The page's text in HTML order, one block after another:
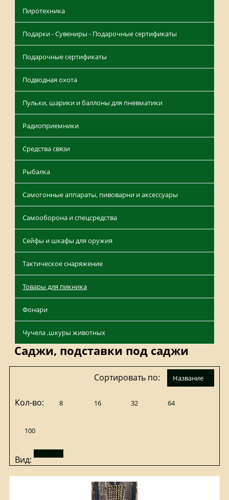
Пиротехника
Подарки - Сувениры - Подарочные сертификаты
Подарочные сертификаты
Подводная охота
Пульки, шарики и баллоны для пневматики
Радиоприемники
Средства связи
Рыбалка
Самогонные аппараты, пивоварни и аксессуары
Самооборона и спецсредства
Сейфы и шкафы для оружия
Тактическое снаряжение
Товары для пикника
Фонари
Чучела ,шкуры животных
Саджи, подставки под саджи
Сортировать по: название
Кол-во: 8 16 32 64
100
Вид: